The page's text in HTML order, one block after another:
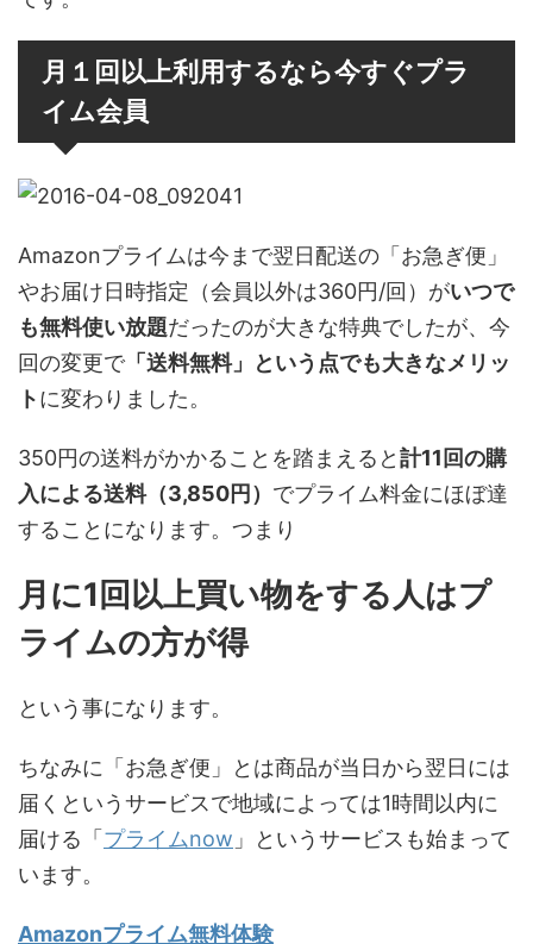
月１回以上利用するなら今すぐプラ
イム会員
Amazonプライムは今まで翌日配送の「お急ぎ便」
やお届け日時指定（会員以外は360円/回）がいつで
も無料使い放題だったのが大きな特典でしたが、今
回の変更で「送料無料」という点でも大きなメリッ
トに変わりました。
350円の送料がかかることを踏まえると計11回の購
入による送料（3,850円） でプライム料金にほぼ達
することになります。つまり
月に1回以上買い物をする人はプ
ライムの方が得
という事になります。
ちなみに「お急ぎ便」とは商品が当日から翌日には
届くというサービスで地域によっては1時間以内に
届ける「プライムnow 」というサービスも始まって
います。
Amazonプライム無料体験